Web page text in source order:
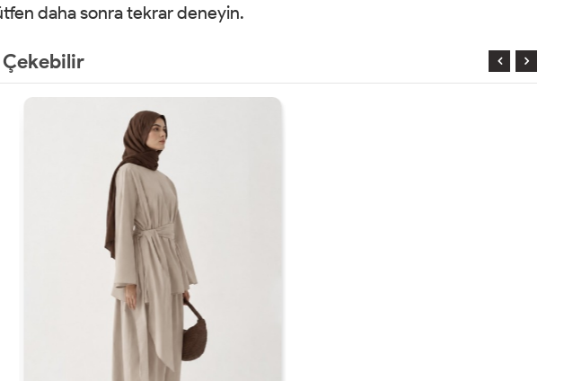
daha sonra tekrar deneyin.